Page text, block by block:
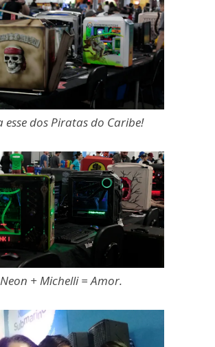
esse dos Piratas do Caribe!
Neon + Michelli = Amor.